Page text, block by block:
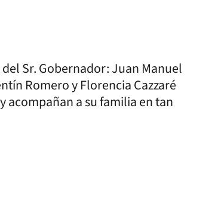
Sr. Gobernador: Juan Manuel
Romero y Florencia Cazzaré
a su familia en tan